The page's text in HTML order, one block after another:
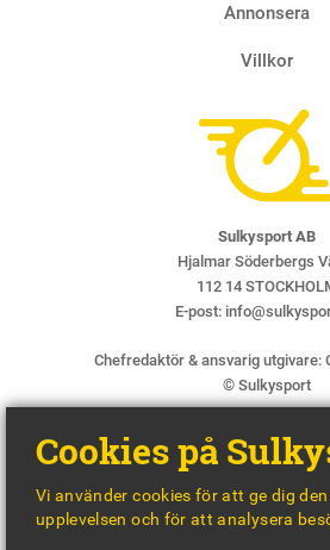
Annonsera
Villkor
Sulkysport AB
Hjalmar Söderbergs
112 14
E-post:
Chefredaktör & ansvarig utgivare:
© Sulkysport
BY
Cookies på
Vi använder cookies för att ge dig
upplevelsen och för att analysera